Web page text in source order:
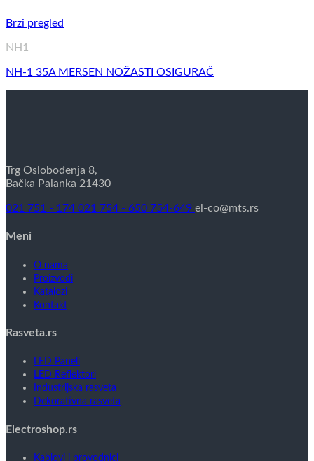
Brzi pregled
NH1
NH-1 35A MERSEN NOŽASTI OSIGURAČ
Trg Oslobođenja 8,
Bačka Palanka 21430
021 751 - 174 021 754 - 650 754-649 el-co@mts.rs
Meni
O nama
Proizvodi
Katalozi
Kontakt
Rasveta.rs
LED Paneli
LED Reflektori
Industrijska rasveta
Dekorativna rasveta
Electroshop.rs
Kablovi i provodnici